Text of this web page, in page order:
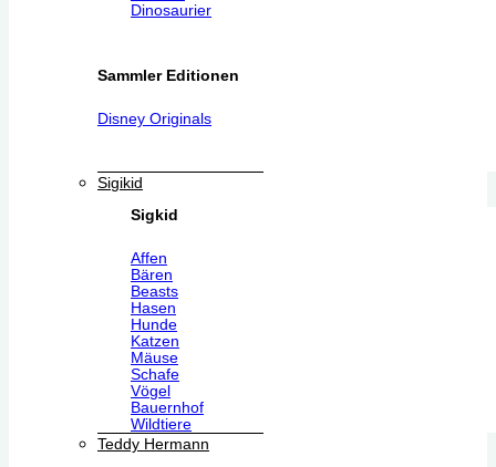
Dinosaurier
Sammler Editionen
Disney Originals
Sigikid
Sigkid
Affen
Bären
Beasts
Hasen
Hunde
Katzen
Mäuse
Schafe
Vögel
Bauernhof
Wildtiere
Teddy Hermann